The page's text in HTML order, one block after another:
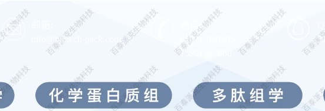
info@biotech-pack.com
电话:
010-67869385
15201377680